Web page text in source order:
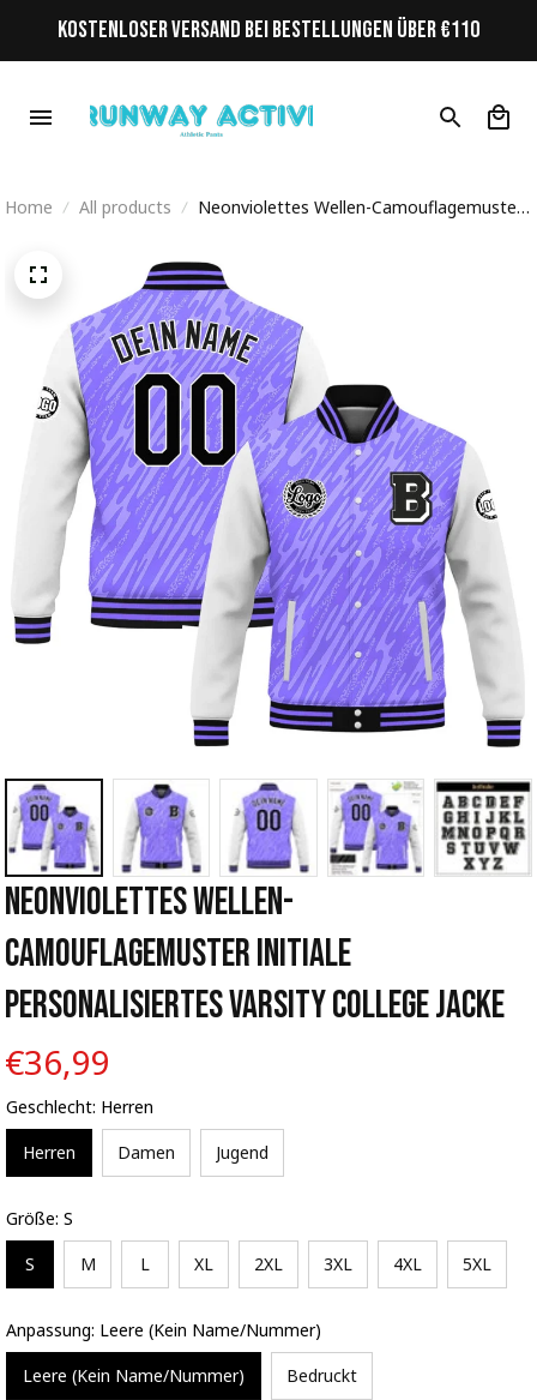
KOSTENLOSER VERSAND BEI BESTELLUNGEN ÜBER €110
Home All products
Neonviolettes Wellen-Camouflagemuster
Jacke
Neonviolettes Wellen-
Camouflagemuster Initiale
Personalisiertes Varsity College Jacke
€36,99
Geschlecht: Herren
Herren Damen Jugend
Größe: S
S M L XL 2XL 3XL 4XL 5XL
Anpassung: Leere (Kein Name/Nummer)
Leere (Kein Name/Nummer) Bedruckt